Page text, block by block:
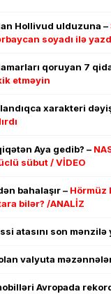
Hollivud ulduzuna –
soyadı ilə
qoruyan 7
etməyin
xarakteri
Aya gedib? –
sübut / VİDEO
bahalaşır – Hörmüz
bilər? /ANALİZ
atasını son mənzilə
valyuta
Avropada rekord